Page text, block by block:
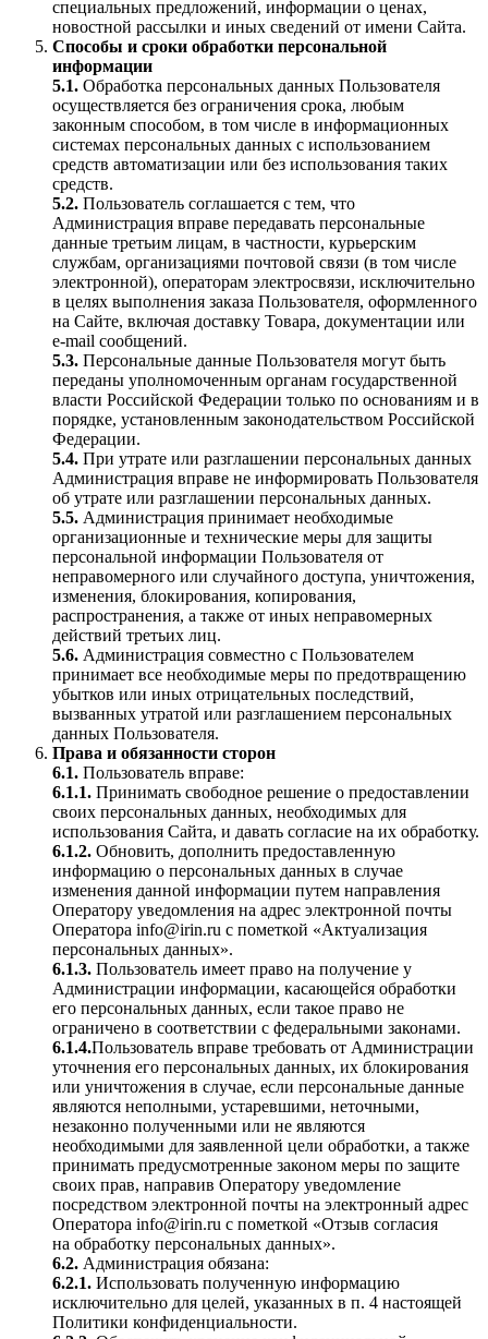
специальных предложений, информации о ценах,
новостной рассылки и иных сведений от имени Сайта.
Способы и сроки обработки персональной
информации
5.1. Обработка персональных данных Пользователя
осуществляется без ограничения срока, любым
законным способом, в том числе в информационных
системах персональных данных с использованием
средств автоматизации или без использования таких
средств.
5.2. Пользователь соглашается с тем, что
Администрация вправе передавать персональные
данные третьим лицам, в частности, курьерским
службам, организациями почтовой связи (в том числе
электронной), операторам электросвязи, исключительно
в целях выполнения заказа Пользователя, оформленного
на Сайте, включая доставку Товара, документации или
e-mail сообщений.
5.3. Персональные данные Пользователя могут быть
переданы уполномоченным органам государственной
власти Российской Федерации только по основаниям и в
порядке, установленным законодательством Российской
Федерации.
5.4. При утрате или разглашении персональных данных
Администрация вправе не информировать Пользователя
об утрате или разглашении персональных данных.
5.5. Администрация принимает необходимые
организационные и технические меры для защиты
персональной информации Пользователя от
неправомерного или случайного доступа, уничтожения,
изменения, блокирования, копирования,
распространения, а также от иных неправомерных
действий третьих лиц.
5.6. Администрация совместно с Пользователем
принимает все необходимые меры по предотвращению
убытков или иных отрицательных последствий,
вызванных утратой или разглашением персональных
данных Пользователя.
Права и обязанности сторон
6.1. Пользователь вправе:
6.1.1. Принимать свободное решение о предоставлении
своих персональных данных, необходимых для
использования Сайта, и давать согласие на их обработку.
6.1.2. Обновить, дополнить предоставленную
информацию о персональных данных в случае
изменения данной информации путем направления
Оператору уведомления на адрес электронной почты
Оператора info@irin.ru с пометкой «Актуализация
персональных данных».
6.1.3. Пользователь имеет право на получение у
Администрации информации, касающейся обработки
его персональных данных, если такое право не
ограничено в соответствии с федеральными законами.
6.1.4.Пользователь вправе требовать от Администрации
уточнения его персональных данных, их блокирования
или уничтожения в случае, если персональные данные
являются неполными, устаревшими, неточными,
незаконно полученными или не являются
необходимыми для заявленной цели обработки, а также
принимать предусмотренные законом меры по защите
своих прав, направив Оператору уведомление
посредством электронной почты на электронный адрес
Оператора info@irin.ru с пометкой «Отзыв согласия
на обработку персональных данных».
6.2. Администрация обязана:
6.2.1. Использовать полученную информацию
исключительно для целей, указанных в п. 4 настоящей
Политики конфиденциальности.